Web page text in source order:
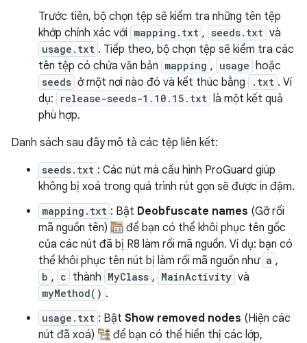
Trước tiên, bộ chọn tệp sẽ kiểm tra những tên tệp
khớp chính xác với mapping.txt , seeds.txt và
usage.txt . Tiếp theo, bộ chọn tệp sẽ kiểm tra các
tên tệp có chứa văn bản mapping , usage hoặc
seeds ở một nơi nào đó và kết thúc bằng .txt . Ví
dụ:
release-seeds-1.10.15.txt là một kết quả
phù hợp.
Danh sách sau đây mô tả các tệp liên kết:
seeds.txt : Các nút mà cấu hình ProGuard giúp
không bị xoá trong quá trình rút gọn sẽ được in đậm.
mapping.txt : Bật Deobfuscate names (Gỡ rối
mã nguồn tên)
để bạn có thể khôi phục tên gốc
của các nút đã bị R8 làm rối mã nguồn. Ví dụ: bạn có
thể khôi phục tên nút bị làm rối mã nguồn như a ,
b , c thành MyClass , MainActivity và
myMethod() .
usage.txt : Bật Show removed nodes (Hiện các
nút đã xoá)
để bạn có thể hiển thị các lớp,